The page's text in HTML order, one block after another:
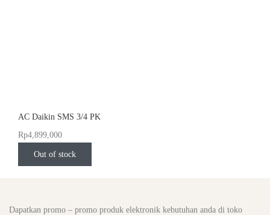
AC Daikin SMS 3/4 PK
Rp4,899,000
Out of stock
Dapatkan promo – promo produk elektronik kebutuhan anda di toko